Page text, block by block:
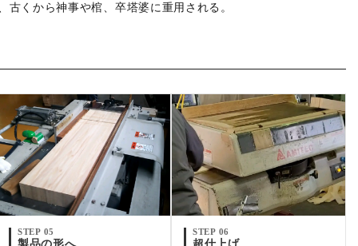
古くから神事や棺、卒塔婆に重用される。
STEP 05 STEP 06